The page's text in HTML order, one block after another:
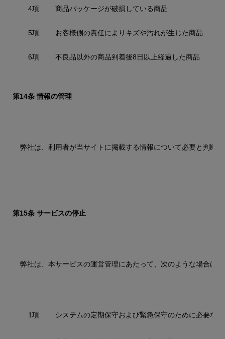
4項 商品パッケージが破損している商品
5項 お客様側の責任によりキズや汚れが生じた商品
6項 不良品以外の商品到着後8日以上経過した商品
第14条 情報の管理
弊社は、利用者が当サイトに掲載する情報について必要と判断
第15条 サービスの停止
弊社は、本サービスの運営管理にあたって、次のような場合は
1項 システムの定期保守および緊急保守のために必要な